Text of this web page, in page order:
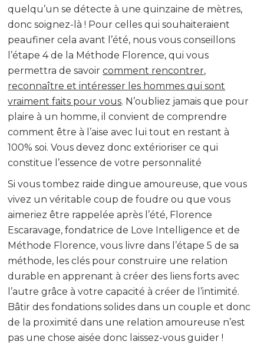
quelqu’un se détecte à une quinzaine de mètres,
donc soignez-là ! Pour celles qui souhaiteraient
peaufiner cela avant l’été, nous vous conseillons
l’étape 4 de la Méthode Florence, qui vous
permettra de savoircomment rencontrer,
reconnaître et intéresser les hommes qui sont
vraiment faits pour vous. N’oubliez jamais que pour
plaire à un homme, il convient de comprendre
comment être à l’aise avec lui tout en restant à
100% soi. Vous devez donc extérioriser ce qui
constitue l’essence de votre personnalité
Si vous tombez raide dingue amoureuse, que vous
vivez un véritable coup de foudre ou que vous
aimeriez être rappelée après l’été, Florence
Escaravage, fondatrice de Love Intelligence et de
Méthode Florence, vous livre dans l’étape 5 de sa
méthode, les clés pour construire une relation
durable en apprenant à créer des liens forts avec
l’autre grâce à votre capacité à créer de l’intimité.
Bâtir des fondations solides dans un couple et donc
de la proximité dans une relation amoureuse n’est
pas une chose aisée donc laissez-vous guider !